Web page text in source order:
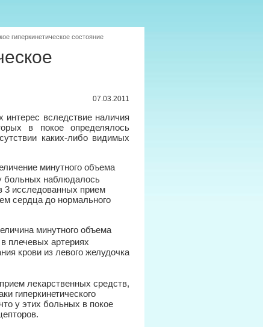
гиперкинетическое состояние
07.03.2011
вследствие наличия
в покое определялось
каких-либо видимых
минутного объема
больных наблюдалось
3 исследованных прием
сердца до нормального
минутного объема
плечевых артериях
крови из левого желудочка
лекарственных средств,
гиперкинетического
у этих больных в покое